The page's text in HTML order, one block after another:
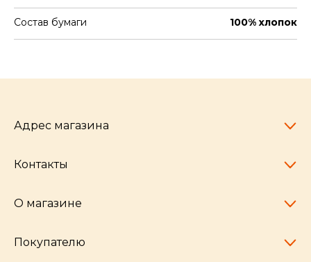
Состав бумаги 100% хлопок
Адрес магазина
Челябинск,
Контакты
pocherkartshop@mail.ru
hello@pocherkartshop.ru
О магазине
Наши истории
Покупателю